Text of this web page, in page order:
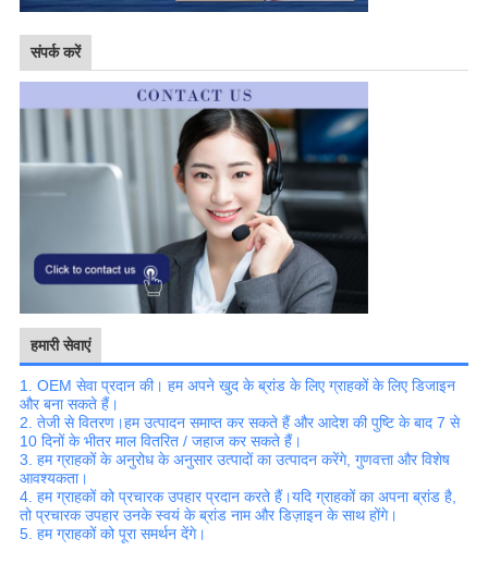
संपर्क करें
हमारी सेवाएं
1. OEM सेवा प्रदान की। हम अपने खुद के ब्रांड के लिए ग्राहकों के लिए डिजाइन
और बना सकते हैं।
2. तेजी से वितरण।हम उत्पादन समाप्त कर सकते हैं और आदेश की पुष्टि के बाद 7 से
10 दिनों के भीतर माल वितरित / जहाज कर सकते हैं।
3. हम ग्राहकों के अनुरोध के अनुसार उत्पादों का उत्पादन करेंगे, गुणवत्ता और विशेष
आवश्यकता।
4. हम ग्राहकों को प्रचारक उपहार प्रदान करते हैं।यदि ग्राहकों का अपना ब्रांड है,
तो प्रचारक उपहार उनके स्वयं के ब्रांड नाम और डिज़ाइन के साथ होंगे।
5. हम ग्राहकों को पूरा समर्थन देंगे।